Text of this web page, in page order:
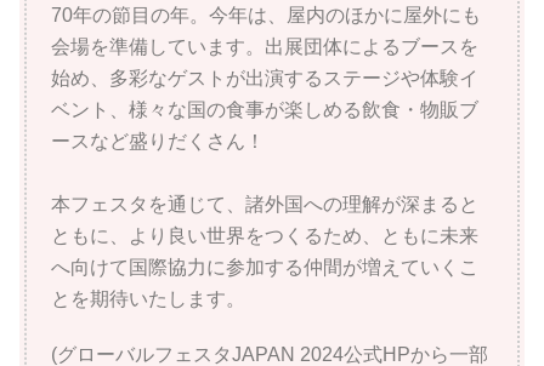
70年の節目の年。 今年は、屋内のほかに屋外にも
会場を準備しています。出展団体によるブースを
始め、多彩なゲストが出演するステージや体験イ
ベント、様々な国の食事が楽しめる飲食・物販ブ
ースなど盛りだくさん！
本フェスタを通じて、諸外国への理解が深まると
ともに、より良い世界をつくるため、ともに未来
へ向けて国際協力に参加する仲間が増えていくこ
とを期待いたします。
(グローバルフェスタJAPAN 2024公式HPから一部